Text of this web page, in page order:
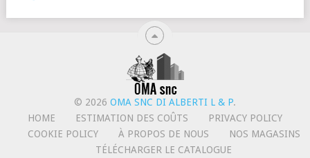
© 2026 OMA SNC DI ALBERTI L & P.
HOME
ESTIMATION DES COÛTS
PRIVACY POLICY
COOKIE POLICY
À PROPOS DE NOUS
NOS MAGASINS
TÉLÉCHARGER LE CATALOGUE